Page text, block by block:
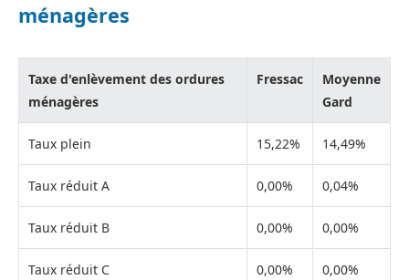
ménagères
Taxe d'enlèvement des ordures
ménagères
Fressac
Moyenne
Gard
Taux plein 15,22% 14,49%
Taux réduit A 0,00% 0,04%
Taux réduit B 0,00% 0,00%
Taux réduit C 0,00% 0,00%